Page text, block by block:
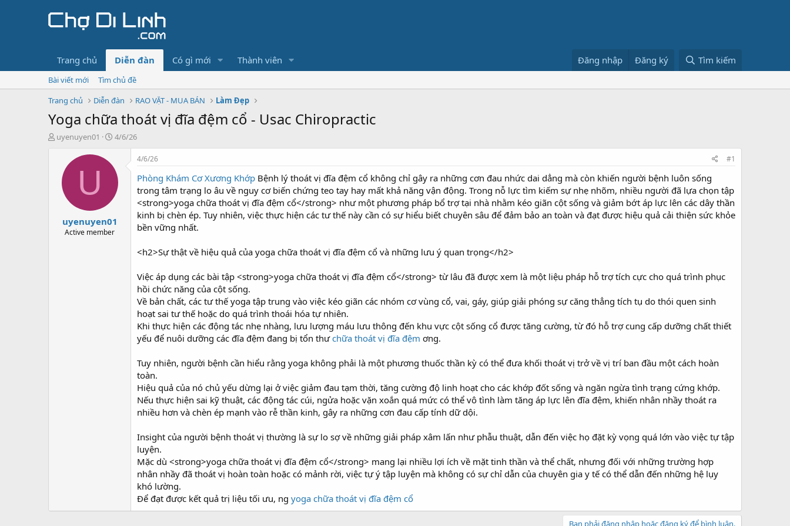
Trang chủ Diễn đàn Có gì mới Thành viên Đăng nhập Đăng ký Tìm kiếm
Bài viết mới
Tìm chủ đề
Trang chủ
Diễn đàn RAO VẶT - MUA BÁN Làm Đẹp
Yoga chữa thoát vị đĩa đệm cổ - Usac Chiropractic
T
uyenuyen01
N
y
g
ử
i
4/6/26
U
uyenuyen01
Active member
4/6/26 #1
Phòng Khám Cơ Xương Khớp Bệnh lý thoát vị đĩa đệm cổ không chỉ gây ra những cơn đau nhức dai dẳng mà còn khiến người bệnh luôn sống
trong tâm trạng lo âu về nguy cơ biến chứng teo tay hay mất khả năng vận động. Trong nỗ lực tìm kiếm sự nhẹ nhõm, nhiều người đã lựa chọn tập
<strong>yoga chữa thoát vị đĩa đệm cổ</strong> như một phương pháp bổ trợ tại nhà nhằm kéo giãn cột sống và giảm bớt áp lực lên các dây thần
kinh bị chèn ép. Tuy nhiên, việc thực hiện các tư thế này cần có sự hiểu biết chuyên sâu để đảm bảo an toàn và đạt được hiệu quả cải thiện sức khỏe
bền vững nhất.
<h2>Sự thật về hiệu quả của yoga chữa thoát vị đĩa đệm cổ và những lưu ý quan trọng</h2>
Việc áp dụng các bài tập <strong>yoga chữa thoát vị đĩa đệm cổ</strong> từ lâu đã được xem là một liệu pháp hỗ trợ tích cực cho quá trình phục
hồi chức năng của cột sống.
Về bản chất, các tư thế yoga tập trung vào việc kéo giãn các nhóm cơ vùng cổ, vai, gáy, giúp giải phóng sự căng thẳng tích tụ do thói quen sinh
hoạt sai tư thế hoặc do quá trình thoái hóa tự nhiên.
Khi thực hiện các động tác nhẹ nhàng, lưu lượng máu lưu thông đến khu vực cột sống cổ được tăng cường, từ đó hỗ trợ cung cấp dưỡng chất thiết
yếu để nuôi dưỡng các đĩa đệm đang bị tổn thưchữa thoát vị đĩa đệm ơng.
Tuy nhiên, người bệnh cần hiểu rằng yoga không phải là một phương thuốc thần kỳ có thể đưa khối thoát vị trở về vị trí ban đầu một cách hoàn
toàn.
Hiệu quả của nó chủ yếu dừng lại ở việc giảm đau tạm thời, tăng cường độ linh hoạt cho các khớp đốt sống và ngăn ngừa tình trạng cứng khớp.
Nếu thực hiện sai kỹ thuật, các động tác cúi, ngửa hoặc vặn xoắn quá mức có thể vô tình làm tăng áp lực lên đĩa đệm, khiến nhân nhầy thoát ra
nhiều hơn và chèn ép mạnh vào rễ thần kinh, gây ra những cơn đau cấp tính dữ dội.
Insight của người bệnh thoát vị thường là sự lo sợ về những giải pháp xâm lấn như phẫu thuật, dẫn đến việc họ đặt kỳ vọng quá lớn vào việc tự tập
luyện.
Mặc dù <strong>yoga chữa thoát vị đĩa đệm cổ</strong> mang lại nhiều lợi ích về mặt tinh thần và thể chất, nhưng đối với những trường hợp
nhân nhầy đã thoát vị hoàn toàn hoặc có mảnh rời, việc tự ý tập luyện mà không có sự chỉ dẫn của chuyên gia y tế có thể dẫn đến những hệ lụy
khó lường.
Để đạt được kết quả trị liệu tối ưu, ng yoga chữa thoát vị đĩa đệm cổ
Bạn phải đăng nhập hoặc đăng ký để bình luận.